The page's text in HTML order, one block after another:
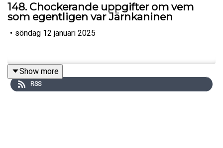
148. Chockerande uppgifter om vem
som egentligen var Järnkaninen
• söndag 12 januari 2025
Show more
RSS